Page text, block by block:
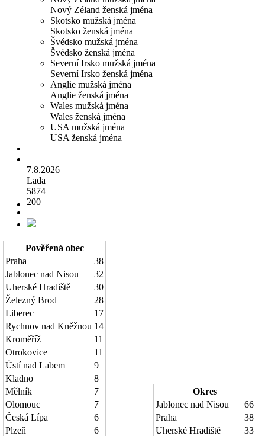
Nový Zéland ženská jména
Skotsko mužská jména
Skotsko ženská jména
Švédsko mužská jména
Švédsko ženská jména
Severní Irsko mužská jména
Severní Irsko ženská jména
Anglie mužská jména
Anglie ženská jména
Wales mužská jména
Wales ženská jména
USA mužská jména
USA ženská jména
7.8.2026
Lada
5874
200
Pověřená obec
Praha
38
Jablonec nad Nisou
32
Uherské Hradiště
30
Železný Brod
28
Liberec
17
Rychnov nad Kněžnou 14
Kroměříž
11
Otrokovice
11
Ústí nad Labem
9
Kladno
8
Mělník
7
Olomouc
7
Česká Lípa
6
Plzeň
6
Okres
Jablonec nad Nisou
66
Praha
38
Uherské Hradiště
33